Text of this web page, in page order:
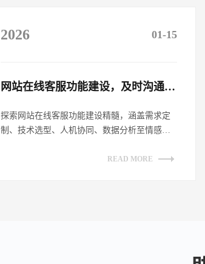
2026 01-15
网站在线客服功能建设，及时沟通客户​
探索网站在线客服功能建设精髓，涵盖需求定
制、技术选型、人机协同、数据分析至情感链
READ MORE